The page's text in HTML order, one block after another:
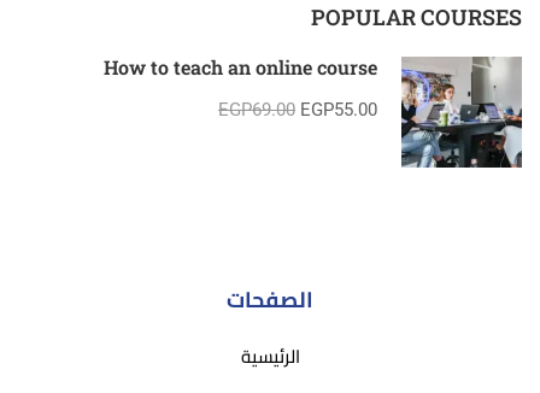
POPULAR COURSES
How to teach an online course
EGP69.00 EGP55.00
الصفحات
الرئيسية